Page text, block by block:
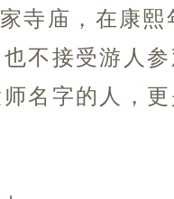
寺庙，在康
不接受游人
名字的人，